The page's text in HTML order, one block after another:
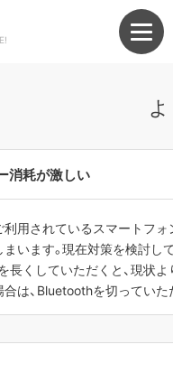
消耗が激しい
利用されているスマートフ
います。現在対策を検討し
長くしていただくと、現状
は、Bluetoothを切ってい